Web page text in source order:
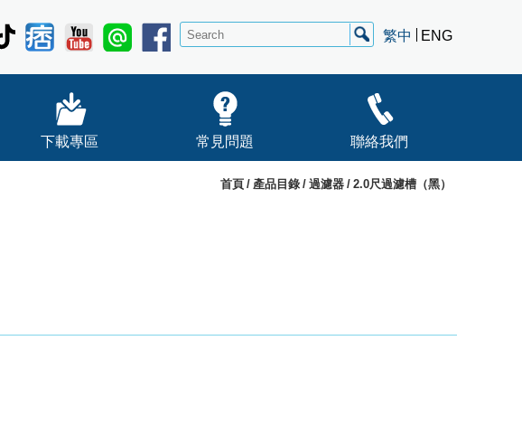
繁中 ENG
下載專區 常見問題 聯絡我們
首頁 產品目錄 過濾器 2.0尺過濾槽（黑）